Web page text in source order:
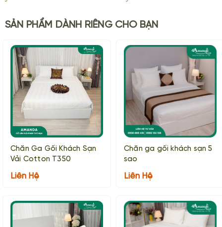
SẢN PHẨM DÀNH RIÊNG CHO BẠN
Chăn Ga Gối Khách Sạn
Vải Cotton T350
Liên Hệ
Chăn ga gối khách sạn 5
sao
Liên Hệ